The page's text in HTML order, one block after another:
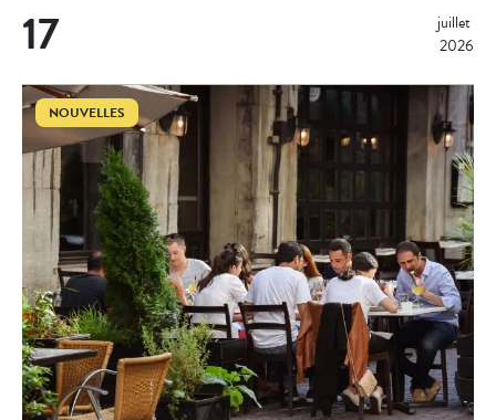
17
juillet
2026
NOUVELLES